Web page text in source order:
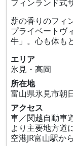
フィンランド式
薪の香りのフィ
プライベートヴ
牛」。心も体も
エリア
氷見・高岡
所在地
富山県氷見市朝
アクセス
車／関越自動車
より主要地方道
空港JR富山駅か